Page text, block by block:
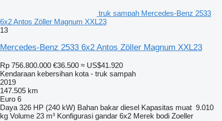
truk sampah Mercedes-Benz 2533
6x2 Antos Zöller Magnum XXL23
13
Mercedes-Benz 2533 6x2 Antos Zöller Magnum XXL23
Rp 756.800.000 €36.500 ≈ US$41.920
Kendaraan kebersihan kota - truk sampah
2019
147.505 km
Euro 6
Daya 326 HP (240 kW) Bahan bakar diesel Kapasitas muat 9.010
kg Volume 23 m³ Konfigurasi gandar 6x2 Merek bodi Zoeller